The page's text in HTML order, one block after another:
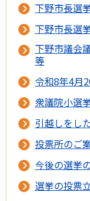
下野市長選
下野市長選
下野市議会
等
令和8年4月
衆議院小選
引越しをし
投票所のご
今後の選挙
選挙の投票